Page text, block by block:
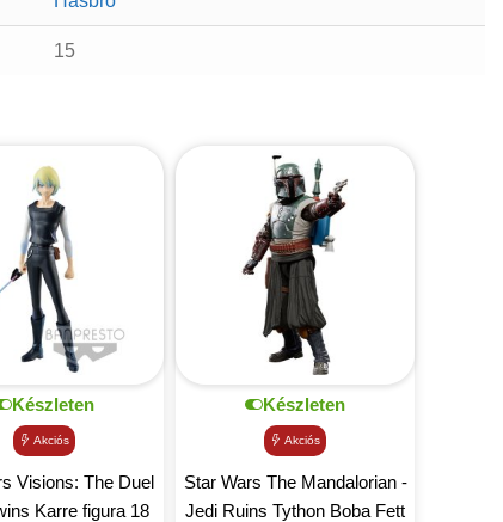
15
Készleten
Akciós
Visions: The Duel
Karre figura 18
Készleten
Akciós
Star Wars The Mandalorian -
Jedi Ruins Tython Boba Fett